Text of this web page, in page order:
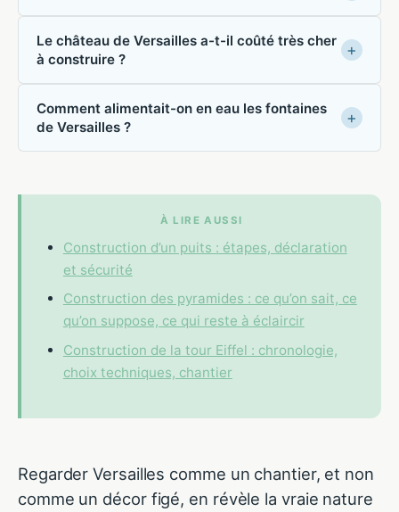
Le château de Versailles a-t-il coûté très cher
à construire ?
Comment alimentait-on en eau les fontaines
de Versailles ?
À LIRE AUSSI
Construction d’un puits : étapes, déclaration
et sécurité
Construction des pyramides : ce qu’on sait, ce
qu’on suppose, ce qui reste à éclaircir
Construction de la tour Eiffel : chronologie,
choix techniques, chantier
Regarder Versailles comme un chantier, et non
comme un décor figé, en révèle la vraie nature